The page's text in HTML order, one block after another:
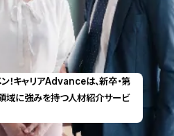
！キャリアAdvanceは、新卒・第
域に強みを持つ人材紹介サービ